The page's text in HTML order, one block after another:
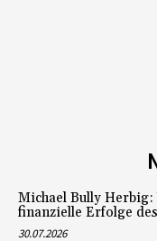
Michael Bully
finanzielle Erfolge
30.07.2026